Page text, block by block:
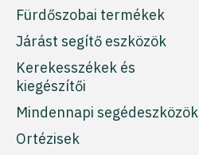
Fürdőszobai termékek
Járást segítő eszközök
Kerekesszékek és
kiegészítői
Mindennapi segédeszközök
Ortézisek